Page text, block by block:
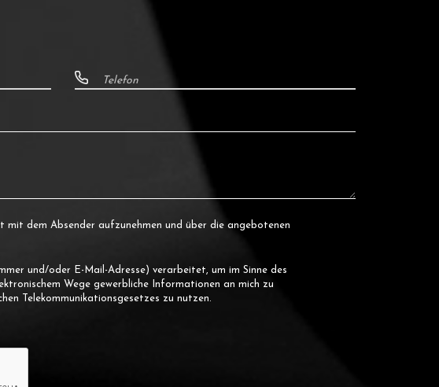
dem Absender aufzunehmen und über die angebotenen
und/oder E-Mail-Adresse) verarbeitet, um im Sinne des
Wege gewerbliche Informationen an mich zu
Telekommunikationsgesetzes zu nutzen.